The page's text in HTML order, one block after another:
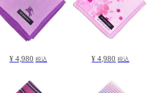
¥ 4,980 税込 ¥ 4,980 税込